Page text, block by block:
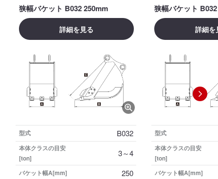
狭幅バケット B032 250mm
詳細を見る
型式 B032
本体クラスの目安
[ton]
3～4
バケット幅A[mm] 250
狭幅バケット
詳細を
型式
本体クラスの目安
[ton]
バケット幅A[mm]